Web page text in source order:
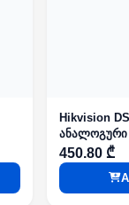
Hikvision
ანალოგური
450.80 ₾